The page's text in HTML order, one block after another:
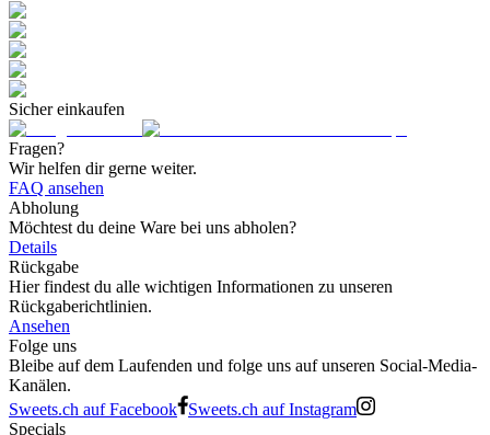
Sicher einkaufen
Fragen?
Wir helfen dir gerne weiter.
FAQ ansehen
Abholung
Möchtest du deine Ware bei uns abholen?
Details
Rückgabe
Hier findest du alle wichtigen Informationen zu unseren
Rückgaberichtlinien.
Ansehen
Folge uns
Bleibe auf dem Laufenden und folge uns auf unseren Social-Media-
Kanälen.
Sweets.ch auf Facebook
Sweets.ch auf Instagram
Specials